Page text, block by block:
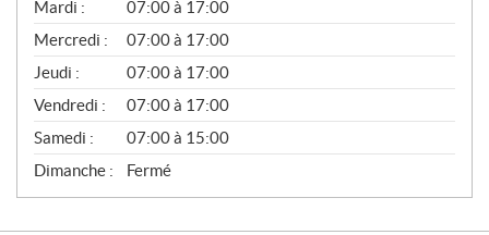
N
É
R
A
L
Mardi :
07:00 à 17:00
Mercredi :
07:00 à 17:00
Jeudi :
07:00 à 17:00
Vendredi :
07:00 à 17:00
Samedi :
07:00 à 15:00
Dimanche :
Fermé